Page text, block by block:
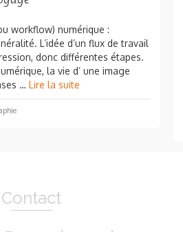
workflow) numérique :
L’idée d’un flux de travail
donc différentes étapes.
la vie d’ une image
… Lire la suite
Contact